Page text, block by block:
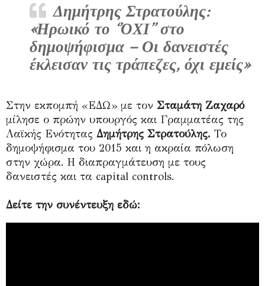
Δημήτρης Στρατούλης:
«Ηρωικό το ‘’ΟΧΙ’’ στο
δημοψήφισμα – Οι δανειστές
έκλεισαν τις τράπεζες, όχι εμείς»
Στην εκπομπή «ΕΔΩ» με τον Σταμάτη Ζαχαρό
μίλησε ο πρώην υπουργός και Γραμματέας της
Λαϊκής Ενότητας Δημήτρης Στρατούλης. Το
δημοψήφισμα του 2015 και η ακραία πόλωση
στην χώρα. Η διαπραγμάτευση με τους
δανειστές και τα capital controls.
Δείτε την συνέντευξη εδώ: